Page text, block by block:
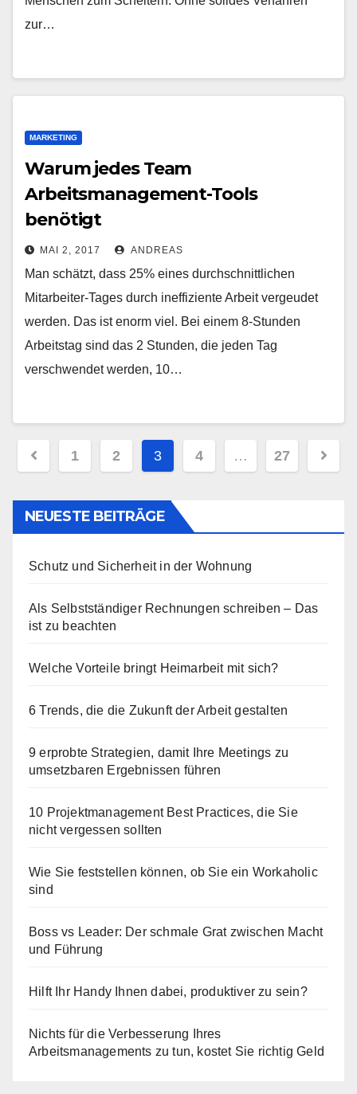
zur…
MARKETING
Warum jedes Team
Arbeitsmanagement-Tools
benötigt
MAI 2, 2017 ANDREAS
Man schätzt, dass 25% eines durchschnittlichen
Mitarbeiter-Tages durch ineffiziente Arbeit vergeudet
werden. Das ist enorm viel. Bei einem 8-Stunden
Arbeitstag sind das 2 Stunden, die jeden Tag
verschwendet werden, 10…
Seitennummerierung
Beiträge
1 2 3 4 … 27
NEUESTE BEITRÄGE
Schutz und Sicherheit in der Wohnung
Als Selbstständiger Rechnungen schreiben – Das
ist zu beachten
Welche Vorteile bringt Heimarbeit mit sich?
6 Trends, die die Zukunft der Arbeit gestalten
9 erprobte Strategien, damit Ihre Meetings zu
umsetzbaren Ergebnissen führen
10 Projektmanagement Best Practices, die Sie
nicht vergessen sollten
Wie Sie feststellen können, ob Sie ein Workaholic
sind
Boss vs Leader: Der schmale Grat zwischen Macht
und Führung
Hilft Ihr Handy Ihnen dabei, produktiver zu sein?
Nichts für die Verbesserung Ihres
Arbeitsmanagements zu tun, kostet Sie richtig Geld